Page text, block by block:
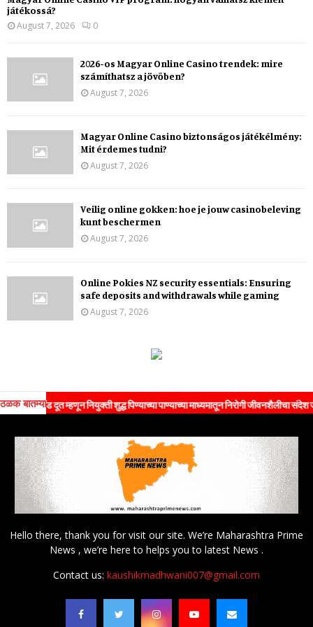
játékossá?
August 7, 2026
0
2026-os Magyar Online Casino trendek: mire
számíthatsz a jövőben?
August 7, 2026
Magyar Online Casino biztonságos játékélmény:
Mit érdemes tudni?
August 7, 2026
Veilig online gokken: hoe je jouw casinobeleving
kunt beschermen
August 7, 2026
Online Pokies NZ security essentials: Ensuring
safe deposits and withdrawals while gaming
August 7, 2026
ठळक बातम्या
दूत म्हणून नियुक्ती शुद्ध पिण्याच्या पाण्याच्या माध्यमातून निरोगी जीवनशैलीचा संदेश जनतेपर्यंत
Hello there, thank you for visit our site. We’re Maharashtra Prime
News , we’re here to helps you to latest News .
Contact us: kaushikmadhwani007@gmail.com